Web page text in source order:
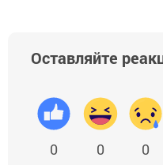
Оставляйте
0 0 0